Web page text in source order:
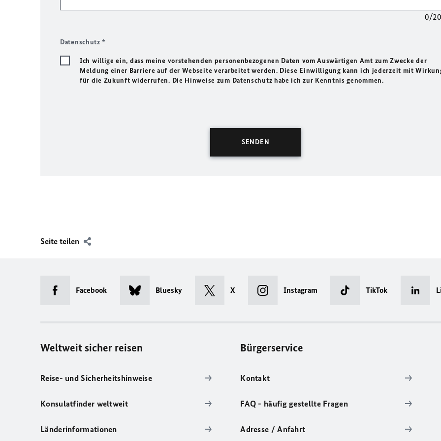
0/
Datenschutz*
Ich willige ein, dass meine vorstehenden personenbezogenen Daten vom Auswärtigen Amt zum Zwecke der
Meldung einer Barriere auf der Webseite verarbeitet werden. Diese Einwilligung kann ich jederzeit mit
für die Zukunft widerrufen. Die Hinweise zum Datenschutz habe ich zur Kenntnis genommen.
Seite teilen
Facebook Bluesky X Instagram TikTok
Weltweit sicher reisen
Reise- und Sicherheitshinweise
Konsulatfinder weltweit
Länderinformationen
Bürgerservice
Kontakt
FAQ - häufig gestellte Fragen
Adresse / Anfahrt